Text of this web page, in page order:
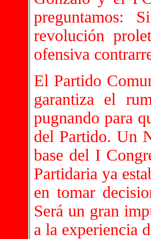
preguntamos:
revolución
ofensiva
El Partido
garantiza el
pugnando para
del Partido. Un
base del I
Partidaria ya
en tomar
Será un gran
a la experiencia